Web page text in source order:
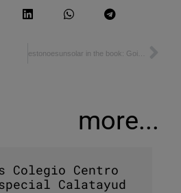
estonoesunsolar in the book: Going Public_Public Architecture Urbanism and Interventions
more...
Colegio Centro
Calatayud